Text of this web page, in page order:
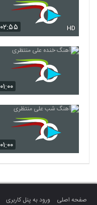
۰۲:۵۵ HD
۰۱:۰۰
۰۱:۰۰
صفحه اصلی ورود به پنل کاربری